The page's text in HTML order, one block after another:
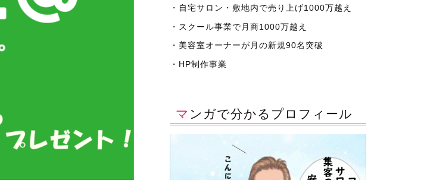
・自宅サロン・敷地内で売り上げ1000万越え
・スクール事業で月商1000万越え
・美容室オーナーが月の新規90名突破
・HP制作事業
マンガで分かるプロフィール